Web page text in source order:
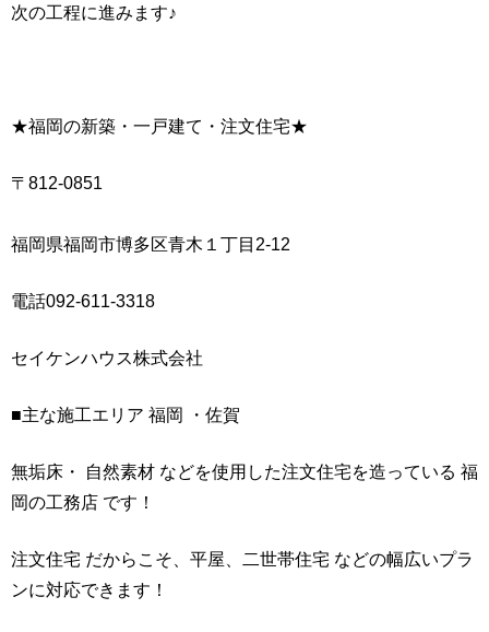
次の工程に進みます♪
★福岡の新築・一戸建て・注文住宅★
〒812-0851
福岡県福岡市博多区青木１丁目2-12
電話092-611-3318
セイケンハウス株式会社
■主な施工エリア 福岡 ・佐賀
無垢床・ 自然素材 などを使用した注文住宅を造っている 福
岡の工務店 です！
注文住宅 だからこそ、平屋、二世帯住宅 などの幅広いプラ
ンに対応できます！